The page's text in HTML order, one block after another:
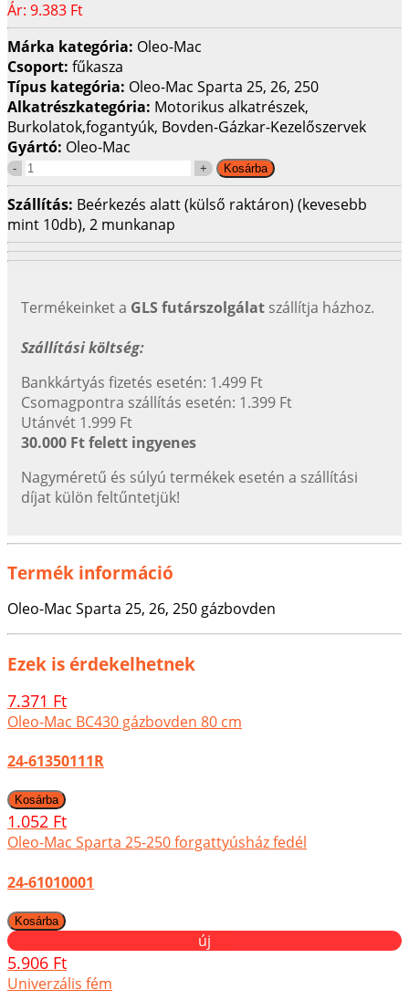
Ár: 9.383 Ft
Márka kategória: Oleo-Mac
Csoport: fűkasza
Típus kategória: Oleo-Mac Sparta 25, 26, 250
Alkatrészkategória: Motorikus alkatrészek,
Burkolatok,fogantyúk, Bovden-Gázkar-Kezelőszervek
Gyártó: Oleo-Mac
Szállítás: Beérkezés alatt (külső raktáron) (kevesebb
mint 10db), 2 munkanap
Termékeinket a GLS futárszolgálat szállítja házhoz.
Szállítási költség:
Bankkártyás fizetés esetén: 1.499 Ft
Csomagpontra szállítás esetén: 1.399 Ft
Utánvét 1.999 Ft
30.000 Ft felett ingyenes
Nagyméretű és súlyú termékek esetén a szállítási
díjat külön feltűntetjük!
Termék információ
Oleo-Mac Sparta 25, 26, 250 gázbovden
Ezek is érdekelhetnek
7.371 Ft
Oleo-Mac BC430 gázbovden 80 cm
24-61350111R
1.052 Ft
Oleo-Mac Sparta 25-250 forgattyúsház fedél
24-61010001
új
5.906 Ft
Univerzális fém